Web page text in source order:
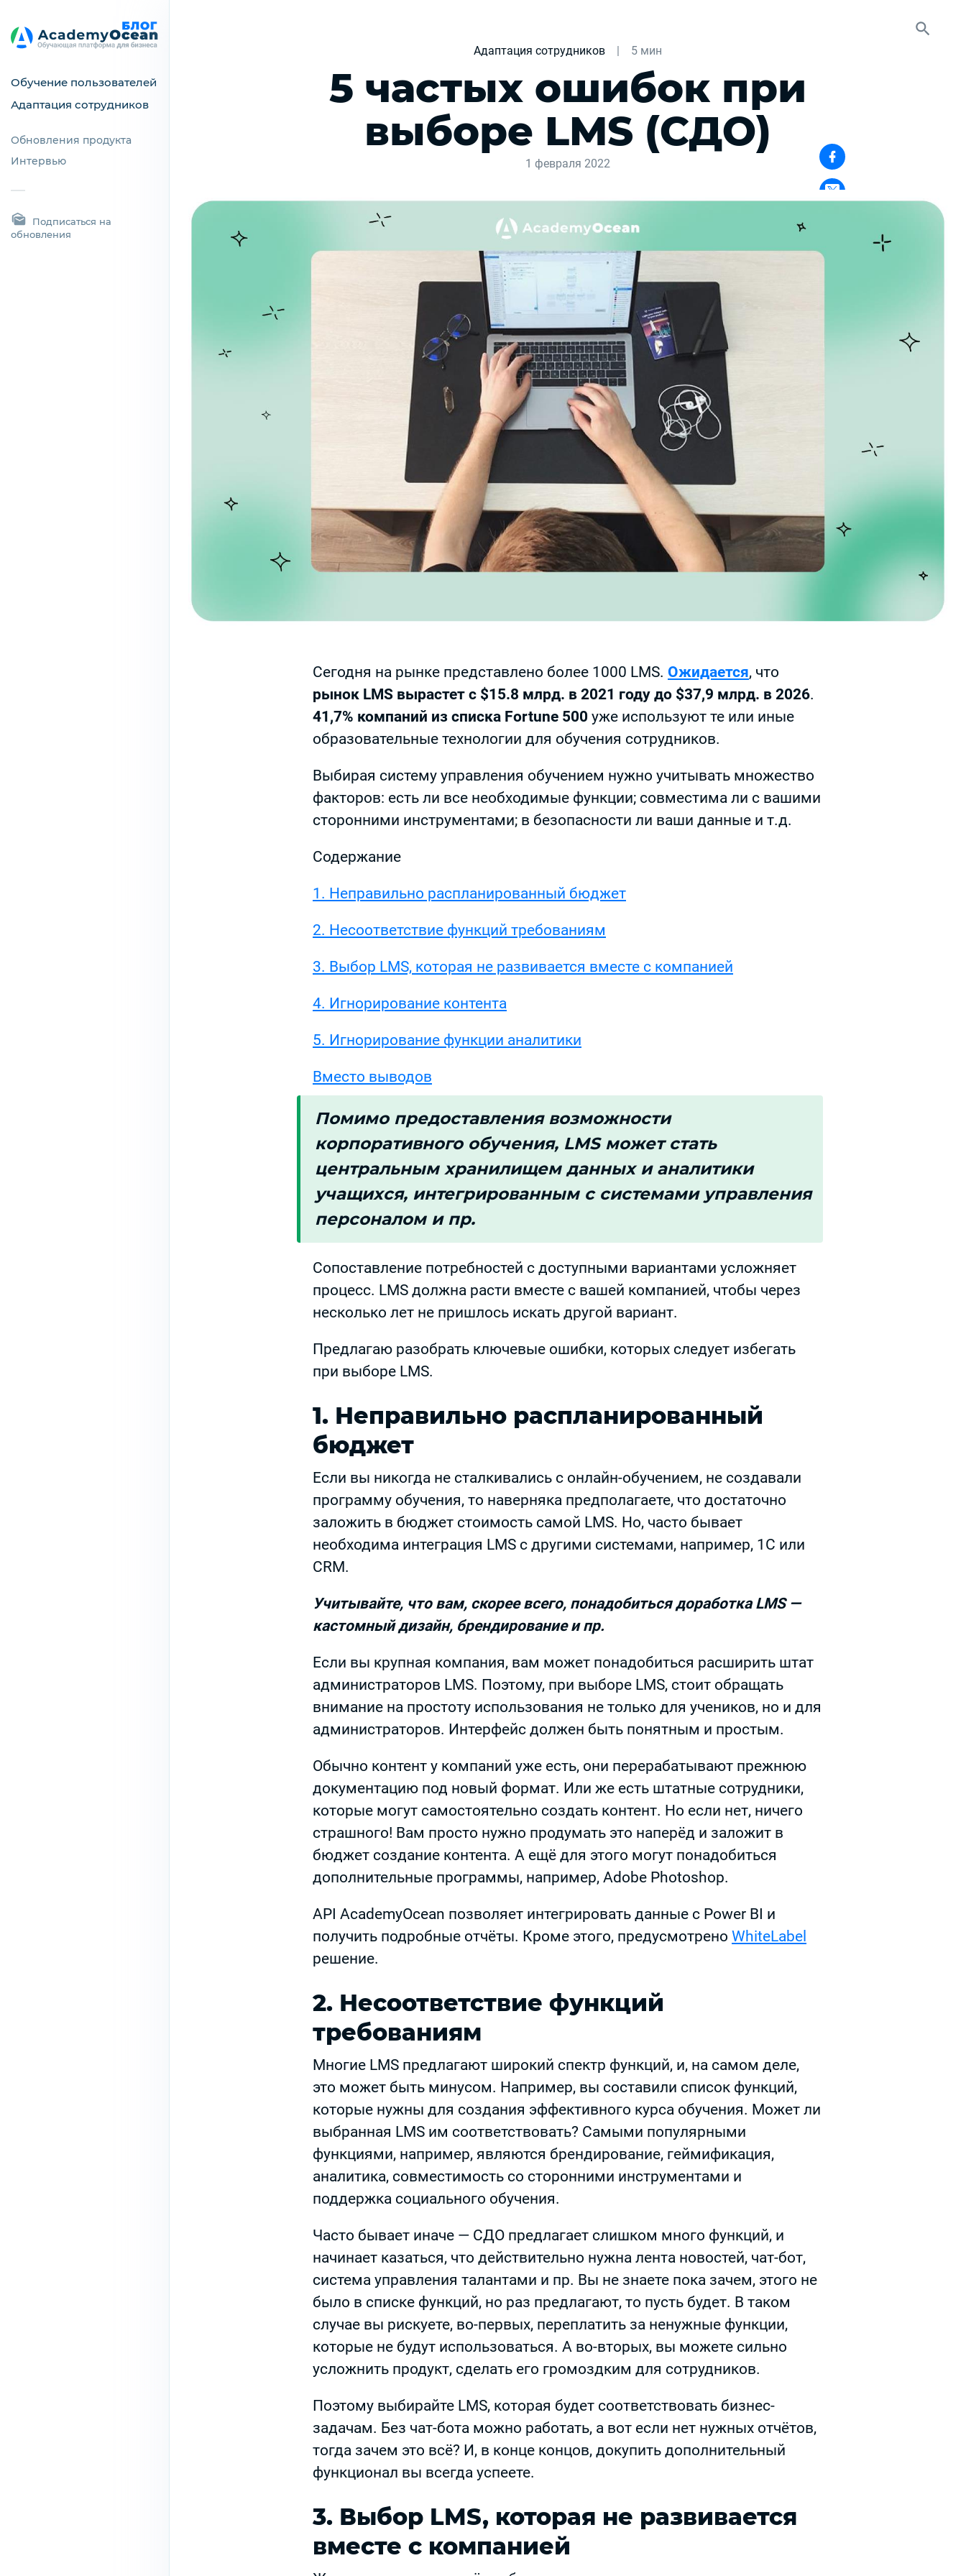
Обучение пользователей
Адаптация сотрудников
Обновления продукта
Интервью
Подписаться на
обновления
Адаптация сотрудников | 5 мин
5 частых ошибок при
выборе LMS (СДО)
1 февраля 2022
Сегодня на рынке представлено более 1000 LMS. Ожидается, что
рынок LMS вырастет с $15.8 млрд. в 2021 году до $37,9 млрд. в 2026.
41,7% компаний из списка Fortune 500 уже используют те или иные
образовательные технологии для обучения сотрудников.
Выбирая систему управления обучением нужно учитывать множество
факторов: есть ли все необходимые функции; совместима ли с вашими
сторонними инструментами; в безопасности ли ваши данные и т.д.
Содержание
1. Неправильно распланированный бюджет
2. Несоответствие функций требованиям
3. Выбор LMS, которая не развивается вместе с компанией
4. Игнорирование контента
5. Игнорирование функции аналитики
Вместо выводов
Помимо предоставления возможности
корпоративного обучения, LMS может стать
центральным хранилищем данных и аналитики
учащихся, интегрированным с системами управления
персоналом и пр.
Сопоставление потребностей с доступными вариантами усложняет
процесс. LMS должна расти вместе с вашей компанией, чтобы через
несколько лет не пришлось искать другой вариант.
Предлагаю разобрать ключевые ошибки, которых следует избегать
при выборе LMS.
1. Неправильно распланированный
бюджет
Если вы никогда не сталкивались с онлайн-обучением, не создавали
программу обучения, то наверняка предполагаете, что достаточно
заложить в бюджет стоимость самой LMS. Но, часто бывает
необходима интеграция LMS c другими системами, например, 1С или
CRM.
Учитывайте, что вам, скорее всего, понадобиться доработка LMS —
кастомный дизайн, брендирование и пр.
Если вы крупная компания, вам может понадобиться расширить штат
администраторов LMS. Поэтому, при выборе LMS, стоит обращать
внимание на простоту использования не только для учеников, но и для
администраторов. Интерфейс должен быть понятным и простым.
Обычно контент у компаний уже есть, они перерабатывают прежнюю
документацию под новый формат. Или же есть штатные сотрудники,
которые могут самостоятельно создать контент. Но если нет, ничего
страшного! Вам просто нужно продумать это наперёд и заложит в
бюджет создание контента. А ещё для этого могут понадобиться
дополнительные программы, например, Adobe Photoshop.
API AcademyOcean позволяет интегрировать данные с Power BI и
получить подробные отчёты. Кроме этого, предусмотрено WhiteLabel
решение.
2. Несоответствие функций
требованиям
Многие LMS предлагают широкий спектр функций, и, на самом деле,
это может быть минусом. Например, вы составили список функций,
которые нужны для создания эффективного курса обучения. Может ли
выбранная LMS им соответствовать? Самыми популярными
функциями, например, являются брендирование, геймификация,
аналитика, совместимость со сторонними инструментами и
поддержка социального обучения.
Часто бывает иначе — СДО предлагает слишком много функций, и
начинает казаться, что действительно нужна лента новостей, чат-бот,
система управления талантами и пр. Вы не знаете пока зачем, этого не
было в списке функций, но раз предлагают, то пусть будет. В таком
случае вы рискуете, во-первых, переплатить за ненужные функции,
которые не будут использоваться. А во-вторых, вы можете сильно
усложнить продукт, сделать его громоздким для сотрудников.
Поэтому выбирайте LMS, которая будет соответствовать бизнес-
задачам. Без чат-бота можно работать, а вот если нет нужных отчётов,
тогда зачем это всё? И, в конце концов, докупить дополнительный
функционал вы всегда успеете.
3. Выбор LMS, которая не развивается
вместе с компанией